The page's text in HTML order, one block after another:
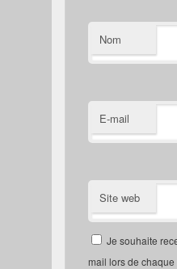
Nom
E-mail
Site web
Je souhaite
mail lors de